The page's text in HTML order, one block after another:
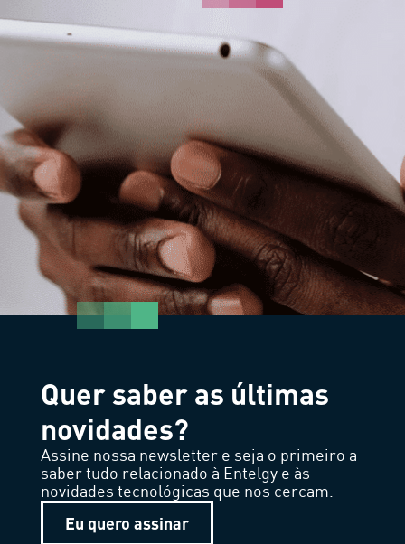
Quer saber as últimas
novidades?
Assine nossa newsletter e seja o primeiro a
saber tudo relacionado à Entelgy e às
novidades tecnológicas que nos cercam.
Eu quero assinar